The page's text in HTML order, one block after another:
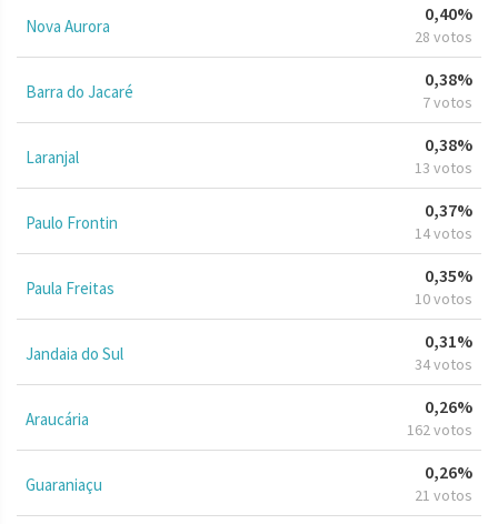
Nova Aurora
0,40%
28 votos
Barra do Jacaré
0,38%
7 votos
Laranjal
0,38%
13 votos
Paulo Frontin
0,37%
14 votos
Paula Freitas
0,35%
10 votos
Jandaia do Sul
0,31%
34 votos
Araucária
0,26%
162 votos
Guaraniaçu
0,26%
21 votos